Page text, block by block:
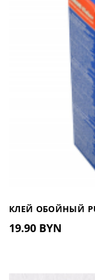
КЛЕЙ ОБОЙНЫЙ
УНИВЕРСАЛЬНЫЙ"
19.90 BYN